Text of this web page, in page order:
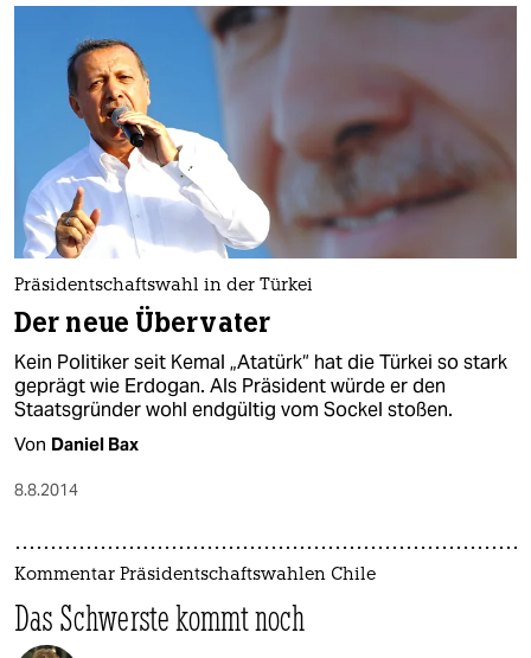
Präsidentschaftswahl in der Türkei
Der neue Übervater
Kein Politiker seit Kemal „Atatürk“ hat die Türkei so stark
geprägt wie Erdogan. Als Präsident würde er den
Staatsgründer wohl endgültig vom Sockel stoßen.
Von Daniel Bax
8.8.2014
Kommentar Präsidentschaftswahlen Chile
Das Schwerste kommt noch